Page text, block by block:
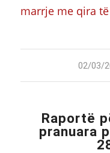
marrje me qira
02/03/
/
Raportë
pranuara